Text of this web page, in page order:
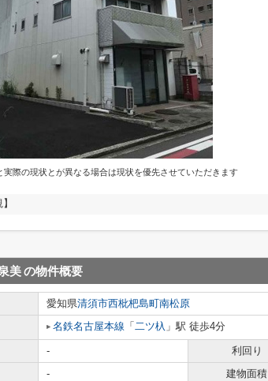
際の現状とが異なる場合は現状を優先させていただきます
美の物件概要
愛知県清須市西枇杷島町南松原
名鉄名古屋本線 「 二ツ杁 」駅 徒歩4分
- 利回り
- 建物面積